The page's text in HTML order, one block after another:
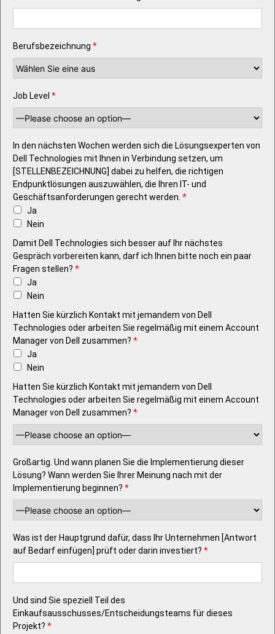
Berufsbezeichnung *
Job Level *
In den nächsten Wochen werden sich die Lösungsexperten von
Dell Technologies mit Ihnen in Verbindung setzen, um
[STELLENBEZEICHNUNG] dabei zu helfen, die richtigen
Endpunktlösungen auszuwählen, die Ihren IT- und
Geschäftsanforderungen gerecht werden. *
Ja
Nein
Damit Dell Technologies sich besser auf Ihr nächstes
Gespräch vorbereiten kann, darf ich Ihnen bitte noch ein paar
Fragen stellen? *
Ja
Nein
Hatten Sie kürzlich Kontakt mit jemandem von Dell
Technologies oder arbeiten Sie regelmäßig mit einem Account
Manager von Dell zusammen? *
Ja
Nein
Hatten Sie kürzlich Kontakt mit jemandem von Dell
Technologies oder arbeiten Sie regelmäßig mit einem Account
Manager von Dell zusammen? *
Großartig. Und wann planen Sie die Implementierung dieser
Lösung? Wann werden Sie Ihrer Meinung nach mit der
Implementierung beginnen? *
Was ist der Hauptgrund dafür, dass Ihr Unternehmen [Antwort
auf Bedarf einfügen] prüft oder darin investiert? *
Und sind Sie speziell Teil des
Einkaufsausschusses/Entscheidungsteams für dieses
Projekt? *